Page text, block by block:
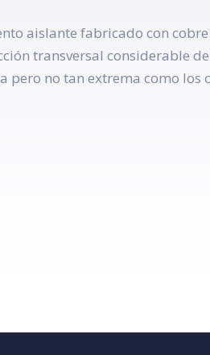
aislante fabricado con
transversal considerable
pero no tan extrema como los